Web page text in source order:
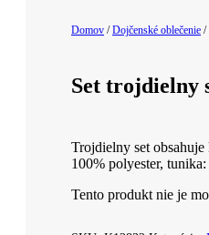
Domov /Dojčenské oblečenie /
Set trojdielny
Trojdielny set
100% polyester,
Tento produkt nie je